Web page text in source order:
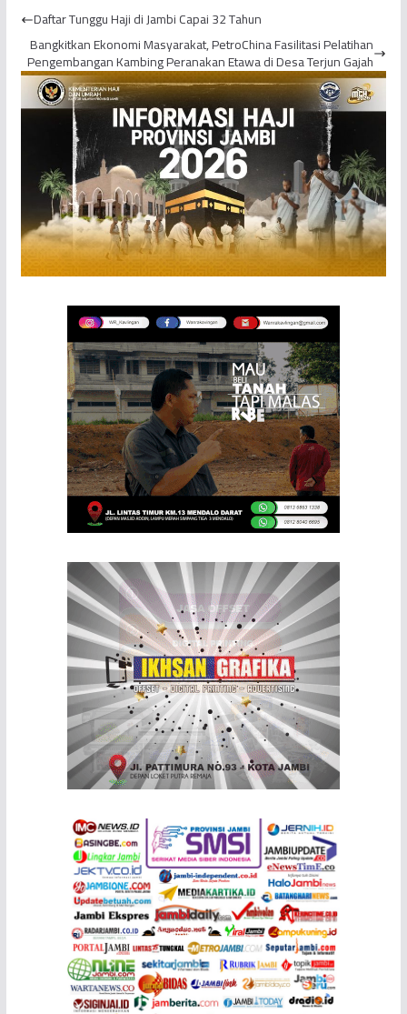
Tu...
Daftar Tunggu Haji di Jambi Capai 32 Tahun
Bangkitkan Ekonomi Masyarakat, PetroChina Fasilitasi Pelatihan
Pengembangan Kambing Peranakan Etawa di Desa Terjun Gajah